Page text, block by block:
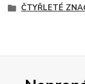
ČTYŘLETÉ